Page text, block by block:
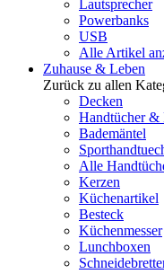
Lautsprecher
Powerbanks
USB
Alle Artikel
Zuhause & Leben
Zurück zu allen
Decken
Handtücher &
Bademäntel
Alle
Kerzen
Küchenartikel
Besteck
Küchenmesser
Lunchboxen